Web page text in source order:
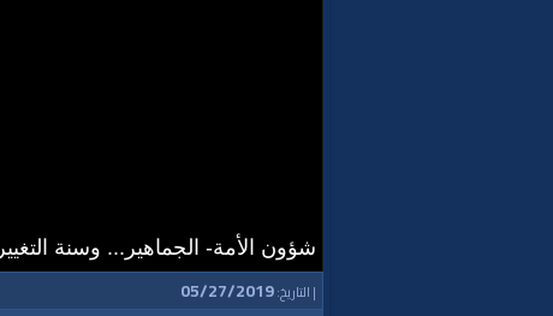
شؤون الأمة- الجماهير... وسنة التغيير
| التاريخ:05/27/2019